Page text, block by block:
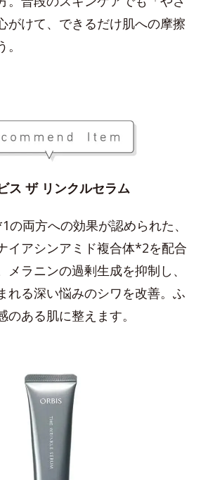
がけて、できるだけ肌への摩擦
ス ザ リンクルセラム
の両方への効果が認められた、
イアシンアミド複合体*2を配合
メラニンの過剰生成を抑制し、
れる深い悩みのシワを改善。ふ
のある肌に整えます。